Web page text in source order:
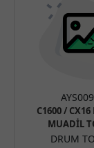
C1600 /
MUADİL
DRUM